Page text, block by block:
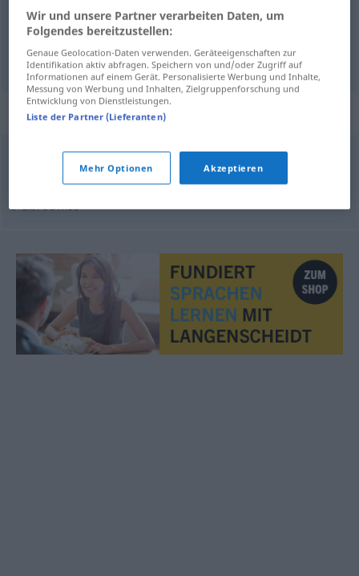
Grobianm cham PEJ
Proletm cham PEJ
Synonyme für "cham"
impertynent,
© LibreOffice
Wir und unsere Partner verarbeiten Daten, um
Folgendes bereitzustellen:
Genaue Geolocation-Daten verwenden. Geräteeigenschaften zur
Identifikation aktiv abfragen. Speichern von und/oder Zugriff auf
Informationen auf einem Gerät. Personalisierte Werbung und Inhalte,
Messung von Werbung und Inhalten, Zielgruppenforschung und
Entwicklung von Dienstleistungen.
Liste der Partner (Lieferanten)
Mehr Optionen Akzeptieren